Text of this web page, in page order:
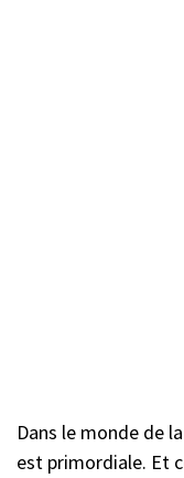
Dans le monde de
est primordiale. Et